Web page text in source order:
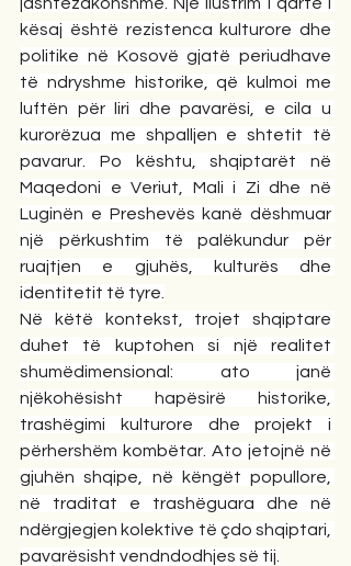
kësaj është rezistenca kulturore dhe
politike në Kosovë gjatë periudhave
të ndryshme historike, që kulmoi me
luftën për liri dhe pavarësi, e cila u
kurorëzua me shpalljen e shtetit të
pavarur. Po kështu, shqiptarët në
Maqedoni e Veriut, Mali i Zi dhe në
Luginën e Preshevës kanë dëshmuar
një përkushtim të palëkundur për
ruajtjen e gjuhës, kulturës dhe
identitetit të tyre.
Në këtë kontekst, trojet shqiptare
duhet të kuptohen si një realitet
shumëdimensional: ato janë
njëkohësisht hapësirë historike,
trashëgimi kulturore dhe projekt i
përhershëm kombëtar. Ato jetojnë në
gjuhën shqipe, në këngët popullore,
në traditat e trashëguara dhe në
ndërgjegjen kolektive të çdo shqiptari,
pavarësisht vendndodhjes së tij.